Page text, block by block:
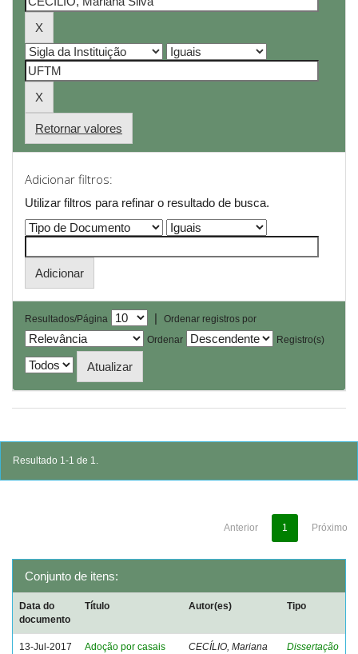
Retornar valores
Adicionar filtros:
Utilizar filtros para refinar o resultado de busca.
Resultados/Página |
Ordenar registros por
Ordenar
Registro(s)
Resultado 1-1 de 1.
Anterior 1 Próximo
Conjunto de itens:
Data do
documento
Título Autor(es) Tipo
13-Jul-2017
Adoção por casais
CECÍLIO, Mariana
Dissertação